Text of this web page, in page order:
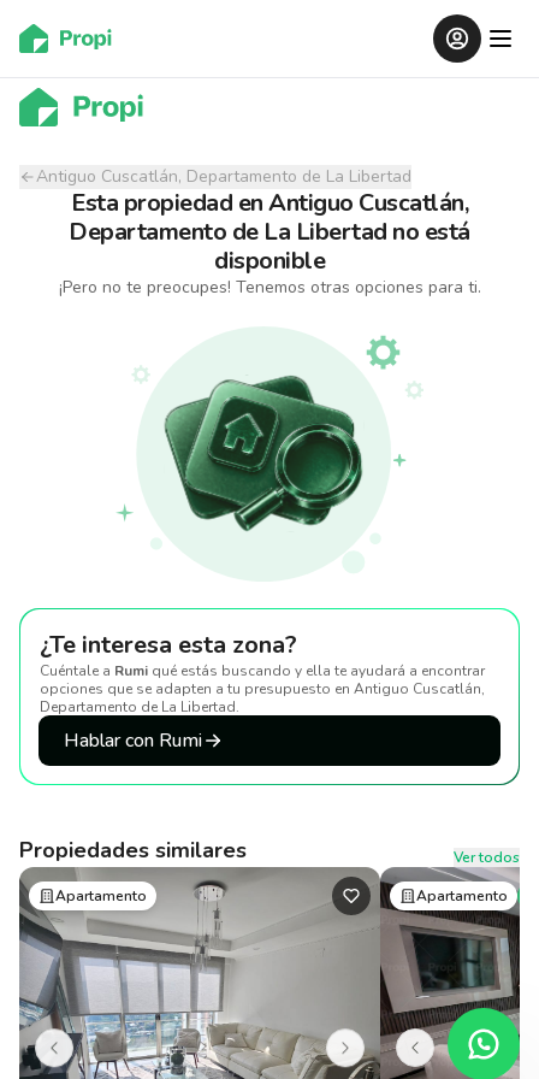
Antiguo Cuscatlán, Departamento de La Libertad
Esta propiedad enAntiguo Cuscatlán,
Departamento de La Libertad no está
disponible
¡Pero no te preocupes! Tenemos otras opciones para ti.
¿Te interesa esta zona?
Cuéntale a Rumi qué estás buscando y ella te ayudará a encontrar
opciones que se adapten a tu presupuesto en Antiguo Cuscatlán,
Departamento de La Libertad.
Hablar con Rumi
Propiedades similares
Ver todos
Apartamento
Apartamento